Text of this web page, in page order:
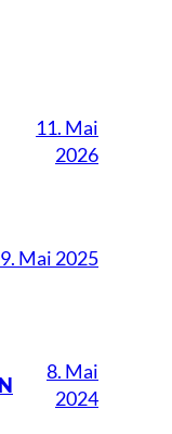
11. Mai
2026
Mai 2025
8. Mai
2024